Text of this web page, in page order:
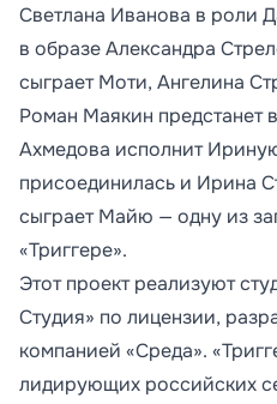
Светлана Иванова в роли
в образе Александра
сыграет Моти, Ангелина
Роман Маякин предстанет
Ахмедова исполнит
присоединилась и Ирина
сыграет Майю — одну из
«Триггере».
Этот проект реализуют
Студия» по лицензии,
компанией «Среда».
лидирующих российских